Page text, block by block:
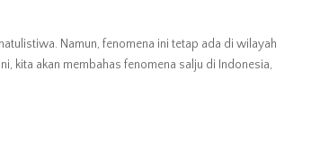
Namun, fenomena ini tetap ada di wilayah
kita akan membahas fenomena salju di Indonesia,